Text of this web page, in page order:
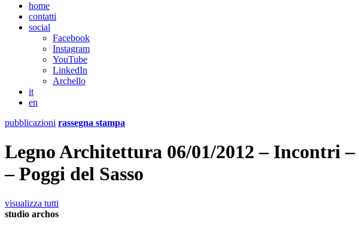
home
contatti
social
Facebook
Instagram
YouTube
LinkedIn
Archello
it
en
pubblicazioni rassegna stampa
Legno Architettura 06/01/2012 – Incontri
– Poggi del Sasso
visualizza tutti
studio archos